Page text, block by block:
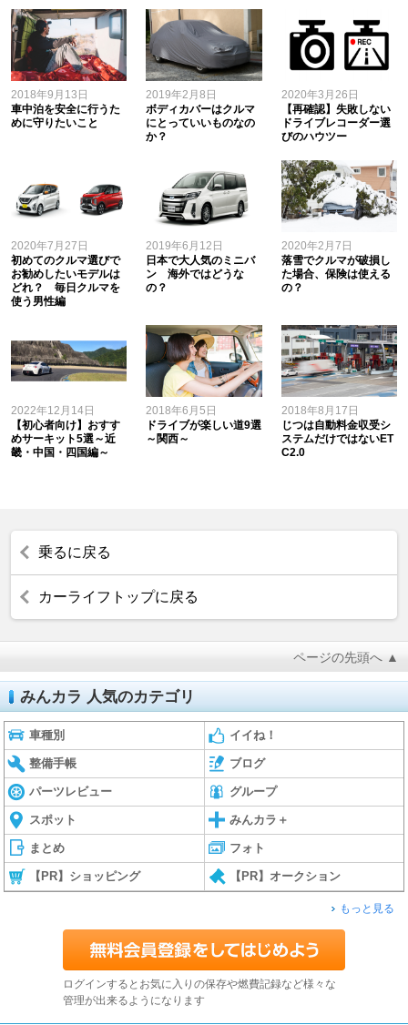
2018年9月13日
車中泊を安全に行うた
めに守りたいこと
2019年2月8日
ボディカバーはクルマ
にとっていいものなの
か？
2020年3月26日
【再確認】失敗しない
ドライブレコーダー選
びのハウツー
2020年7月27日
初めてのクルマ選びで
お勧めしたいモデルは
どれ？ 毎日クルマを
使う男性編
2019年6月12日
日本で大人気のミニバ
ン 海外ではどうな
の？
2020年2月7日
落雪でクルマが破損し
た場合、保険は使える
の？
2022年12月14日
【初心者向け】おすす
めサーキット5選～近
畿・中国・四国編～
2018年6月5日
ドライブが楽しい道9選
～関西～
2018年8月17日
じつは自動料金収受シ
ステムだけではないET
C2.0
乗るに戻る
カーライフトップに戻る
ページの先頭へ ▲
みんカラ 人気のカテゴリ
車種別 イイね！
整備手帳 ブログ
パーツレビュー グループ
スポット みんカラ＋
まとめ フォト
【PR】ショッピング 【PR】オークション
もっと見る
ログインするとお気に入りの保存や燃費記録など様々な
管理が出来るようになります